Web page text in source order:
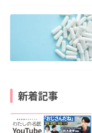
新着記事